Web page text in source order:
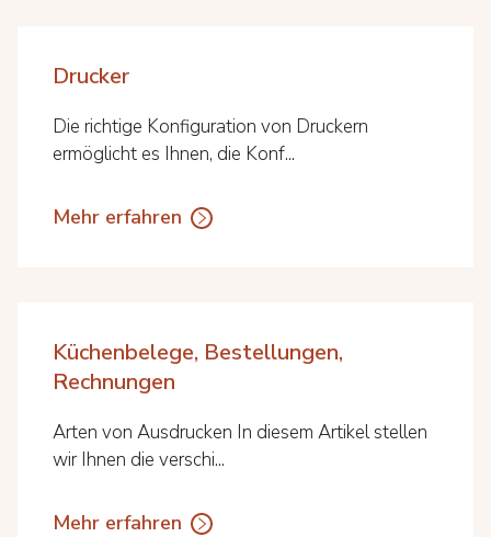
Drucker
Die richtige Konfiguration von Druckern
ermöglicht es Ihnen, die Konf...
Mehr erfahren
Küchenbelege, Bestellungen,
Rechnungen
Arten von Ausdrucken In diesem Artikel stellen
wir Ihnen die verschi...
Mehr erfahren